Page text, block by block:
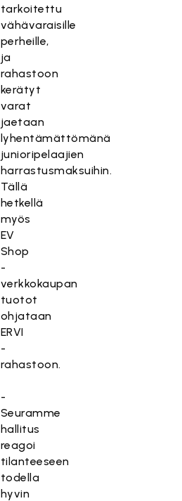
tarkoitettu
vähävaraisille
perheille,
ja
rahastoon
kerätyt
varat
jaetaan
lyhentämättömänä
junioripelaajien
harrastusmaksuihin.
Tällä
hetkellä
myös
EV
Shop
-
verkkokaupan
tuotot
ohjataan
ERVI
-
rahastoon.
-
Seuramme
hallitus
reagoi
tilanteeseen
todella
hyvin